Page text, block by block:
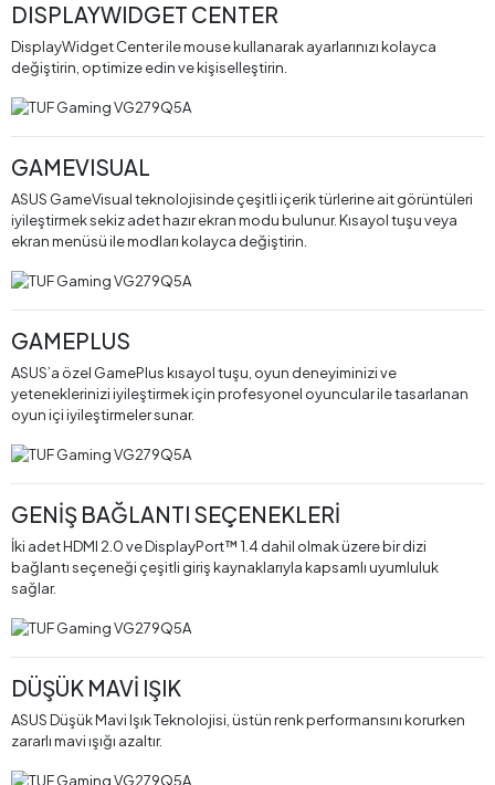
DISPLAYWIDGET CENTER
DisplayWidget Center ile mouse kullanarak ayarlarınızı kolayca
değiştirin, optimize edin ve kişiselleştirin.
GAMEVISUAL
ASUS GameVisual teknolojisinde çeşitli içerik türlerine ait görüntüleri
iyileştirmek sekiz adet hazır ekran modu bulunur. Kısayol tuşu veya
ekran menüsü ile modları kolayca değiştirin.
GAMEPLUS
ASUS’a özel GamePlus kısayol tuşu, oyun deneyiminizi ve
yeteneklerinizi iyileştirmek için profesyonel oyuncular ile tasarlanan
oyun içi iyileştirmeler sunar.
GENİŞ BAĞLANTI SEÇENEKLERİ
İki adet HDMI 2.0 ve DisplayPort™ 1.4 dahil olmak üzere bir dizi
bağlantı seçeneği çeşitli giriş kaynaklarıyla kapsamlı uyumluluk
sağlar.
DÜŞÜK MAVİ IŞIK
ASUS Düşük Mavi Işık Teknolojisi, üstün renk performansını korurken
zararlı mavi ışığı azaltır.